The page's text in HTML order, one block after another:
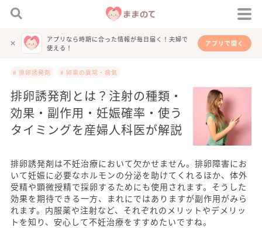
アプリなら時期に合った情報が毎日届く！夫婦で
使える！
アプリで開く
# 排卵誘発剤 # 卵巣の異常・病気
排卵誘発剤とは？注射の種類・
効果・副作用・妊娠確率・使う
タイミングを産婦人科医が解説
排卵誘発剤は不妊治療において欠かせません。排卵障害にお
いて妊娠に必要なホルモンの分泌を助けてくれるほか、体外
受精や顕微授精で採卵するためにも使用されます。そうした
効果を期待できる一方、まれにではありますが副作用がみら
れます。内服薬や注射など、それぞれのメリットやデメリッ
トを知り、安心して不妊治療をすすめたいですね。